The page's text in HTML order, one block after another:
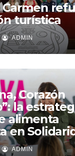
turística
ADMIN
Corazón
la
alimenta
en
ADMIN